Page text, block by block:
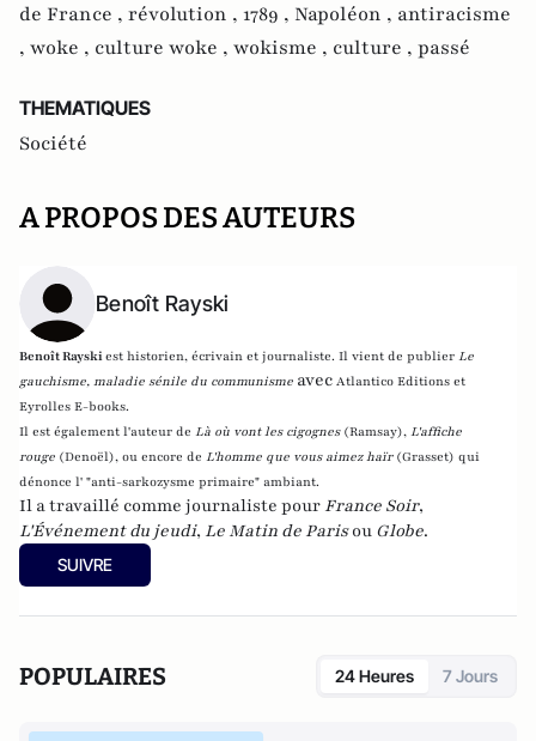
de France , révolution , 1789 , Napoléon , antiracisme
, woke , culture woke , wokisme , culture , passé
THEMATIQUES
Société
A PROPOS DES AUTEURS
Benoît Rayski
Benoît Rayskiest historien, écrivain et journaliste. Il vient de publier Le
gauchisme, maladie sénile du communisme avec Atlantico Editions et
Eyrolles E-books.
Il est également l'auteur de Là où vont les cigognes (Ramsay), L'affiche
rouge (Denoël), ou encore de L'homme que vous aimez haïr (Grasset) qui
dénonce l' "anti-sarkozysme primaire" ambiant.
Il a travaillé comme journaliste pour France Soir,
L'Événement du jeudi, Le Matin de Parisou Globe.
SUIVRE
POPULAIRES 24 Heures 7 Jours